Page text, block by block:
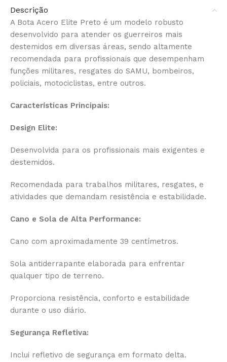
Descrição
A Bota Acero Elite Preto é um modelo robusto
desenvolvido para atender os guerreiros mais
destemidos em diversas áreas, sendo altamente
recomendada para profissionais que desempenham
funções militares, resgates do SAMU, bombeiros,
policiais, motociclistas, entre outros.
Características Principais:
Design Elite:
Desenvolvida para os profissionais mais exigentes e
destemidos.
Recomendada para trabalhos militares, resgates, e
atividades que demandam resistência e estabilidade.
Cano e Sola de Alta Performance:
Cano com aproximadamente 39 centímetros.
Sola antiderrapante elaborada para enfrentar
qualquer tipo de terreno.
Proporciona resistência, conforto e estabilidade
durante o uso diário.
Segurança Refletiva:
Inclui refletivo de segurança em formato delta.